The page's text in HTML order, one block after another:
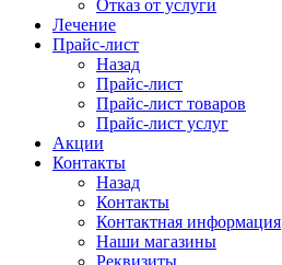
Отказ от услуги
Лечение
Прайс-лист
Назад
Прайс-лист
Прайс-лист товаров
Прайс-лист услуг
Акции
Контакты
Назад
Контакты
Контактная информация
Наши магазины
Реквизиты